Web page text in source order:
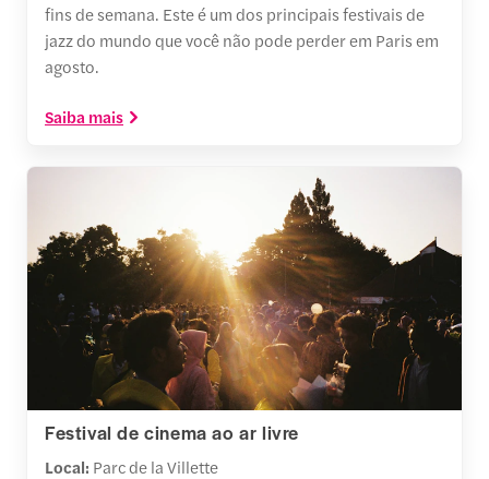
fins de semana. Este é um dos principais festivais de
jazz do mundo que você não pode perder em Paris em
agosto.
Saiba mais
Festival de cinema ao ar livre
Local: Parc de la Villette